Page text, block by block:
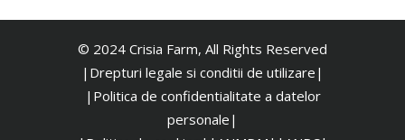
© 2024 Crisia Farm, All Rights Reserved
|Drepturi legale si conditii de utilizare|
| Politica de confidentialitate a datelor
personale|